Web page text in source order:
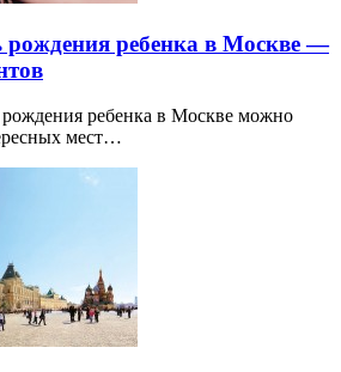
рождения ребенка в Москве —
рождения ребенка в Москве можно
мест…